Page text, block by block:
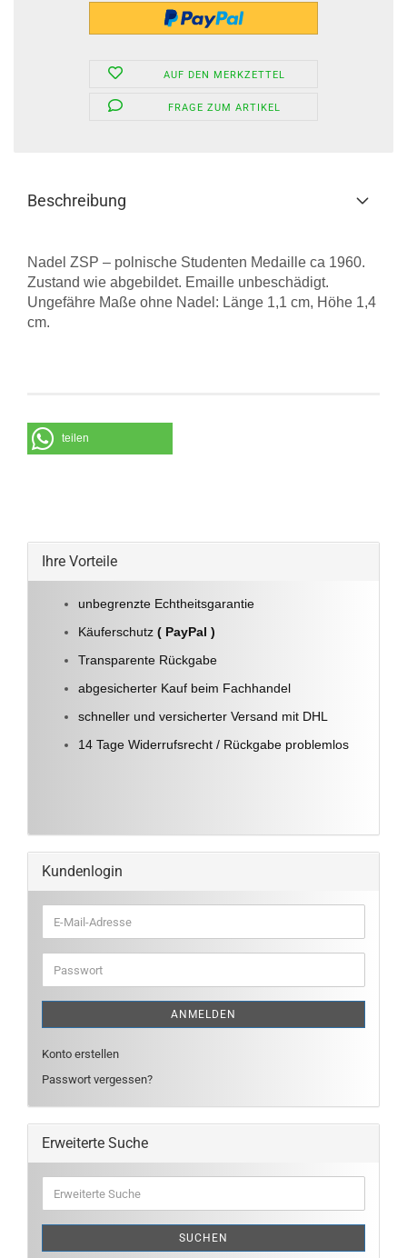
AUF DEN MERKZETTEL
FRAGE ZUM ARTIKEL
Beschreibung
Nadel ZSP – polnische Studenten Medaille ca 1960.
Zustand wie abgebildet. Emaille unbeschädigt.
Ungefähre Maße ohne Nadel: Länge 1,1 cm, Höhe 1,4
cm.
teilen
Ihre Vorteile
unbegrenzte Echtheitsgarantie
Käuferschutz ( PayPal )
Transparente Rückgabe
abgesicherter Kauf beim Fachhandel
schneller und versicherter Versand mit DHL
14 Tage Widerrufsrecht / Rückgabe problemlos
Kundenlogin
E-
Mail-
Adresse
Passwort
ANMELDEN
Konto erstellen
Passwort vergessen?
Erweiterte Suche
Suche
SUCHEN